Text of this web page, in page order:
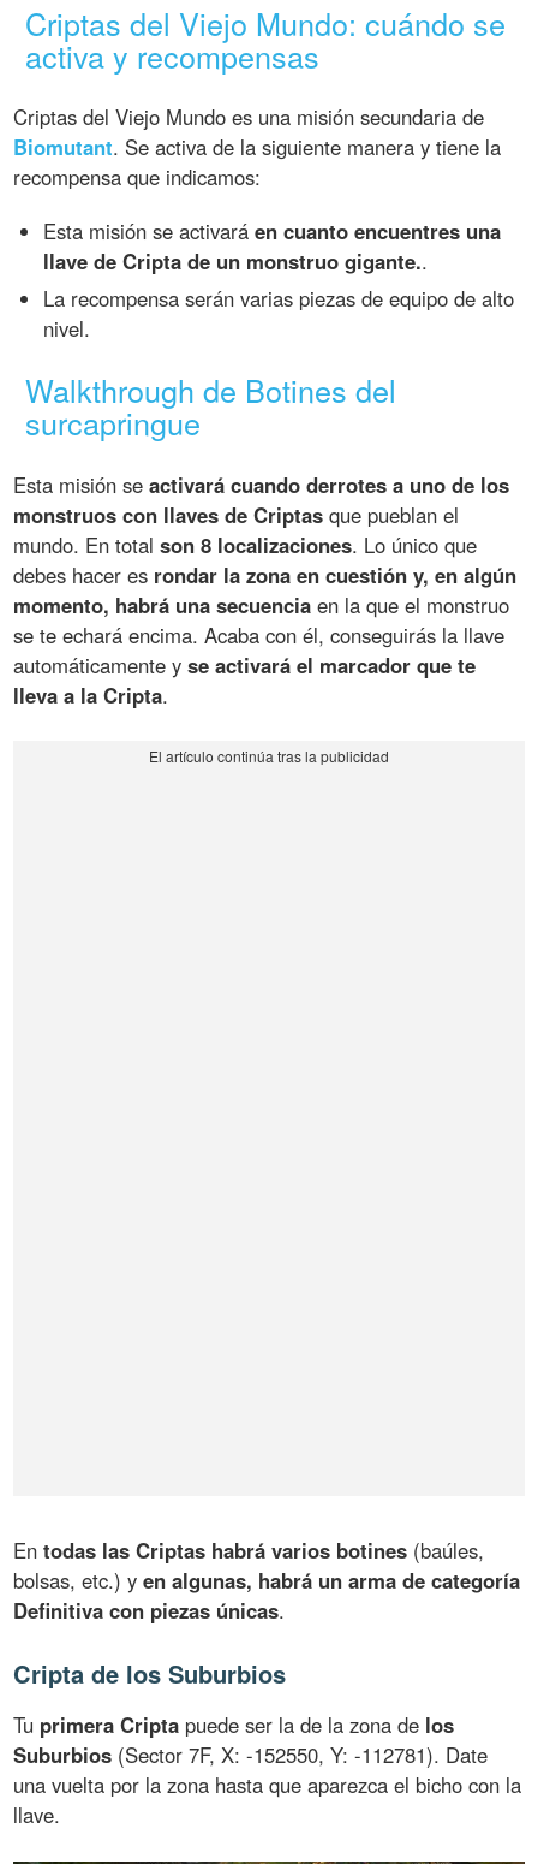
Criptas del Viejo Mundo: cuándo se
activa y recompensas
Criptas del Viejo Mundo es una misión secundaria de
Biomutant. Se activa de la siguiente manera y tiene la
recompensa que indicamos:
Esta misión se activaráen cuanto encuentres una
llave de Cripta de un monstruo gigante..
La recompensa serán varias piezas de equipo de alto
nivel.
Walkthrough de Botines del
surcapringue
Esta misión seactivará cuando derrotes a uno de los
monstruos con llaves de Criptas que pueblan el
mundo. En totalson 8 localizaciones. Lo único que
debes hacer es rondar la zona en cuestión y, en algún
momento, habrá una secuencia en la que el monstruo
se te echará encima. Acaba con él, conseguirás la llave
automáticamente yse activará el marcador que te
lleva a la Cripta.
Entodas las Criptas habrá varios botines (baúles,
bolsas, etc.) yen algunas, habrá un arma de categoría
Definitiva con piezas únicas.
Cripta de los Suburbios
Tu primera Cripta puede ser la de la zona de los
Suburbios (Sector 7F, X: -152550, Y: -112781). Date
una vuelta por la zona hasta que aparezca el bicho con la
llave.